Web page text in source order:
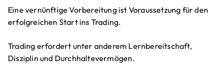
Eine vernünftige Vorbereitung ist Voraussetzung für den
erfolgreichen Start ins Trading.
Trading erfordert unter anderem Lernbereitschaft,
Disziplin und Durchhaltevermögen.